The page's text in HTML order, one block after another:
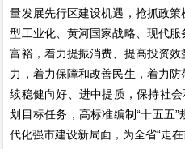
量发展先行区建设机遇，抢抓政
型工业化、黄河国家战略、现代
富裕，着力提振消费、提高投资
力，着力保障和改善民生，着力
续稳健向好、进中提质，保持社
划目标任务，高标准编制“十五五
代化强市建设新局面，为全省“走